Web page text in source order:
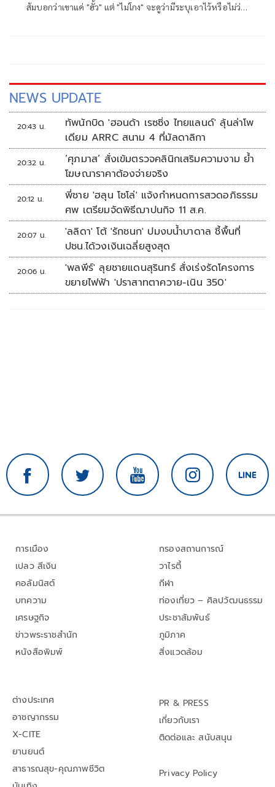
ส้มบอกว่าเขาแค่ "ฮั้ว" แต่ "ไม่โกง" จะดูว่ามีระบุเอาไว้หรือไม่ว่า
NEWS UPDATE
20:43 น.
ทัพนักบิด 'ฮอนด้า เรซซิ่ง ไทยแลนด์' ลุ้นล่าโพ
เดียม ARRC สนาม 4 ที่มัลดาลิกา
20:32 น.
‘ศุภมาส’ สั่งเข้มตรวจคลินิกเสริมความงาม ย้ำ
โฆษณาราคาต้องจ่ายจริง
20:12 น.
พี่ชาย 'ฮลุน โซโล่' แจ้งกำหนดการสวดอภิธรรม
ศพ เตรียมจัดพิธีฌาปนกิจ 11 ส.ค.
20:07 น.
'ลลิดา' โต้ 'รักชนก' ปมงบน้ำบาดาล ชี้พื้นที่
ปชน.ได้วงเงินเฉลี่ยสูงสุด
20:06 น.
'พลพีร์' ลุยชายแดนสุรินทร์ สั่งเร่งรัดโครงการ
ขยายไฟฟ้า 'ปราสาทตาควาย-เนิน 350'
การเมือง
เปลว สีเงิน
คอลัมนิสต์
บทความ
เศรษฐกิจ
ข่าวพระราชสำนัก
หนังสือพิมพ์
กรองสถานการณ์
วาไรตี้
กีฬา
ท่องเที่ยว – ศิลปวัฒนธรรม
ประชาสัมพันธ์
ภูมิภาค
สิ่งแวดล้อม
ต่างประเทศ
อาชญากรรม
X-CITE
ยานยนต์
สาธารณสุข-คุณภาพชีวิต
PR & PRESS
เกี่ยวกับเรา
ติดต่อและ สนับสนุน
Privacy Policy